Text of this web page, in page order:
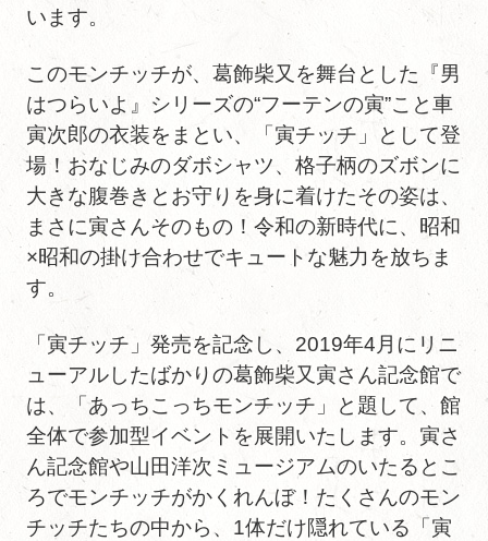
います。
このモンチッチが、葛飾柴又を舞台とした『男
はつらいよ』シリーズの“フーテンの寅”こと車
寅次郎の衣装をまとい、「寅チッチ」として登
場！おなじみのダボシャツ、格子柄のズボンに
大きな腹巻きとお守りを身に着けたその姿は、
まさに寅さんそのもの！令和の新時代に、昭和
×昭和の掛け合わせでキュートな魅力を放ちま
す。
「寅チッチ」発売を記念し、2019年4月にリニ
ューアルしたばかりの葛飾柴又寅さん記念館で
は、「あっちこっちモンチッチ」と題して、館
全体で参加型イベントを展開いたします。寅さ
ん記念館や山田洋次ミュージアムのいたるとこ
ろでモンチッチがかくれんぼ！たくさんのモン
チッチたちの中から、1体だけ隠れている「寅